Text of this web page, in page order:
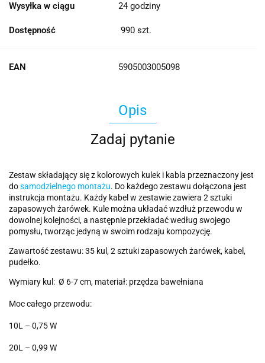
Wysyłka w ciągu 24 godziny
Dostępność 990 szt.
EAN 5905003005098
Opis
Zadaj pytanie
Zestaw składający się z kolorowych kulek i kabla przeznaczony jest
dosamodzielnego montażu. Do każdego zestawu dołączona jest
instrukcja montażu. Każdy kabel w zestawie zawiera 2 sztuki
zapasowych żarówek. Kule można układać wzdłuż przewodu w
dowolnej kolejności, a następnie przekładać według swojego
pomysłu, tworząc jedyną w swoim rodzaju kompozycję.
Zawartość zestawu: 35 kul, 2 sztuki zapasowych żarówek, kabel,
pudełko.
Wymiary kul: Ø 6-7 cm, materiał: przędza bawełniana
Moc całego przewodu:
10L – 0,75 W
20L – 0,99 W